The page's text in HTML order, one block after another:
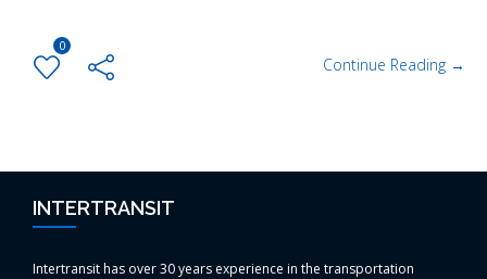
0
Continue Reading →
INTERTRANSIT
Intertransit has over 30 years experience in the transportation